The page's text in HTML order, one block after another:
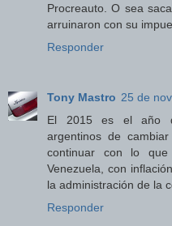
Procreauto. O sea
arruinaron con su
Responder
Tony Mastro 25 de
El 2015 es el año
argentinos de
continuar con lo
Venezuela, con
la administración de la
Responder